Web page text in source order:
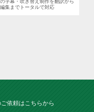
字幕・吹き替え制作を翻訳から
集までトータルで対応
依頼はこちらから